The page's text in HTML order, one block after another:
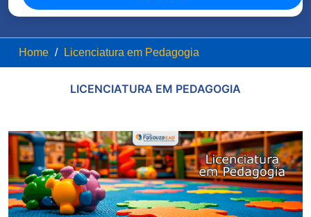
Home Licenciatura em Pedagogia
LICENCIATURA EM PEDAGOGIA